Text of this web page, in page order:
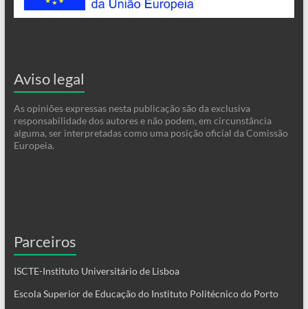
Aviso legal
As opiniões expressas nesta publicação são da exclusiva
responsabilidade dos autores e não podem, em circunstância
alguma, ser interpretadas como uma posição oficial da Comissão
Europeia.
Parceiros
ISCTE-Instituto Universitário de Lisboa
Escola Superior de Educação do Instituto Politécnico do Porto